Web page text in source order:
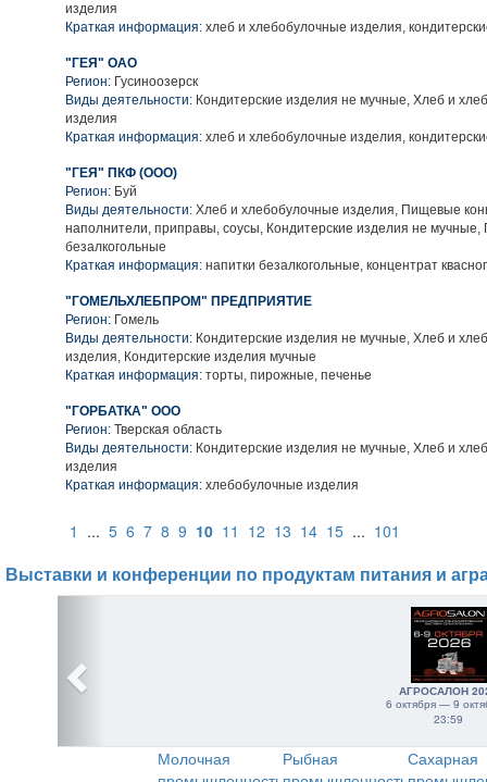
изделия
Краткая информация: хлеб и хлебобулочные изделия,
"ГЕЯ" ОАО
Регион: Гусиноозерск
Виды деятельности: Кондитерские изделия не мучные, Хлеб и
изделия
Краткая информация: хлеб и хлебобулочные изделия,
"ГЕЯ" ПКФ (ООО)
Регион: Буй
Виды деятельности: Хлеб и хлебобулочные изделия, Пищевые
наполнители, приправы, соусы, Кондитерские изделия не мучные,
безалкогольные
Краткая информация: напитки безалкогольные, концентрат
"ГОМЕЛЬХЛЕБПРОМ" ПРЕДПРИЯТИЕ
Регион: Гомель
Виды деятельности: Кондитерские изделия не мучные, Хлеб и
изделия, Кондитерские изделия мучные
Краткая информация: торты, пирожные, печенье
"ГОРБАТКА" ООО
Регион: Тверская область
Виды деятельности: Кондитерские изделия не мучные, Хлеб и
изделия
Краткая информация: хлебобулочные изделия
1 ... 5 6 7 8 9 10 11 12 13 14 15 ... 101
Выставки и конференции по продуктам питания и
АГРОСАЛОН
6 октября — 9
23:59
Молочная
Рыбная
Сахарная